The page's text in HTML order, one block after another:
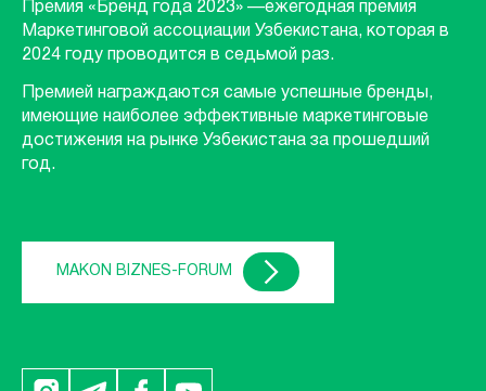
Премия «Бренд года 2023» —ежегодная премия
Маркетинговой ассоциации Узбекистана, которая в
2024 году проводится в седьмой раз.
Премией награждаются самые успешные бренды,
имеющие наиболее эффективные маркетинговые
достижения на рынке Узбекистана за прошедший
год.
MAKON BIZNES-FORUM